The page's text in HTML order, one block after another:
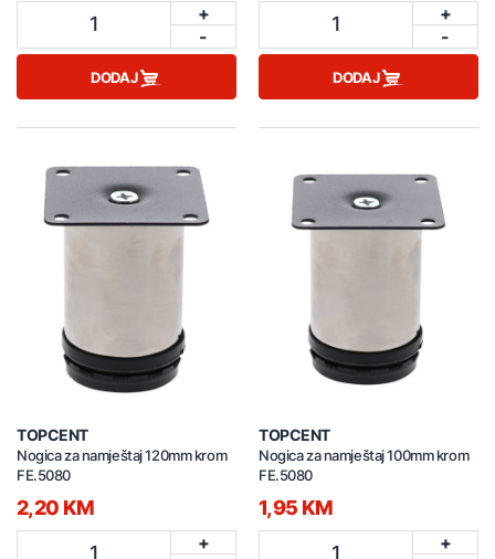
1
+
-
DODAJ
1
+
-
DODAJ
TOPCENT
Nogica za namještaj 120mm krom
FE.5080
2,20 KM
1
+
TOPCENT
Nogica za namještaj 100mm krom
FE.5080
1,95 KM
1
+